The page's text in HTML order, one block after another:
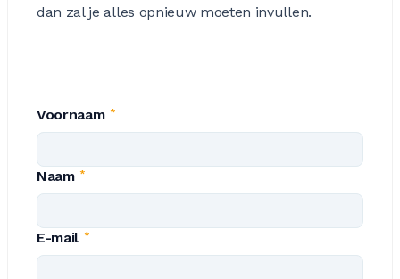
dan zal je alles opnieuw moeten invullen.
Voornaam *
Naam *
E-mail *